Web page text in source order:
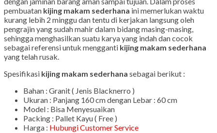
pembuatan kijing makam sederhana ini memerlukan waktu
kurang lebih 2 minggu dan tentu di kerjakan langsung oleh
pengrajin yang sudah mahir dalam bidang masing-masing,
sehingga menghasilkan suatu karya yang indah dan cocok
sebagai referensi untuk mengganti kijing makam sederhana
yang telah rusak.
Spesifikasi kijing makam sederhana sebagai berikut :
Bahan : Granit ( Jenis Blacknerro )
Ukuran : Panjang 160 cm dengan Lebar : 60 cm
Model : Bisa Menyesuaikan
Packing : Pallet Kayu ( Free )
Harga : Hubungi Customer Service